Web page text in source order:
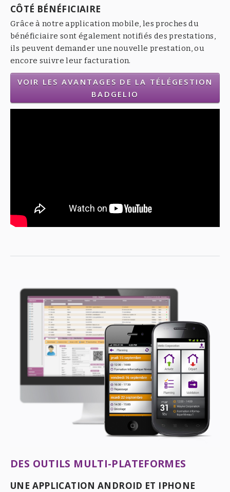
CÔTÉ BÉNÉFICIAIRE
Grâce à notre application mobile, les proches du
bénéficiaire sont également notifiés des prestations,
ils peuvent demander une nouvelle prestation, ou
encore suivre leur facturation.
VOIR LES AVANTAGES DE LA TÉLÉGESTION
BADGELIO
DES OUTILS MULTI-PLATEFORMES
UNE APPLICATION ANDROID ET IPHONE